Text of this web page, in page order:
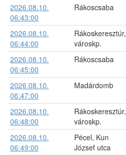
2026.08.10.
06:43:00
Rákoscsaba
2026.08.10.
06:44:00
Rákoskeresztúr,
városkp.
2026.08.10.
06:45:00
Rákoscsaba
2026.08.10.
06:47:00
Madárdomb
2026.08.10.
06:48:00
Rákoskeresztúr,
városkp.
2026.08.10.
06:49:00
Pécel, Kun
József utca